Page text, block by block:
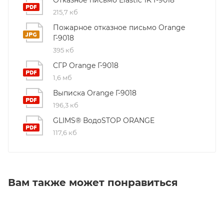
215,7 кб
Пожарное отказное письмо Orange
Г-9018
395 кб
СГР Orange Г-9018
1,6 мб
Выписка Orange Г-9018
196,3 кб
GLIMS® ВодоSTOP ORANGE
117,6 кб
Вам также может понравиться